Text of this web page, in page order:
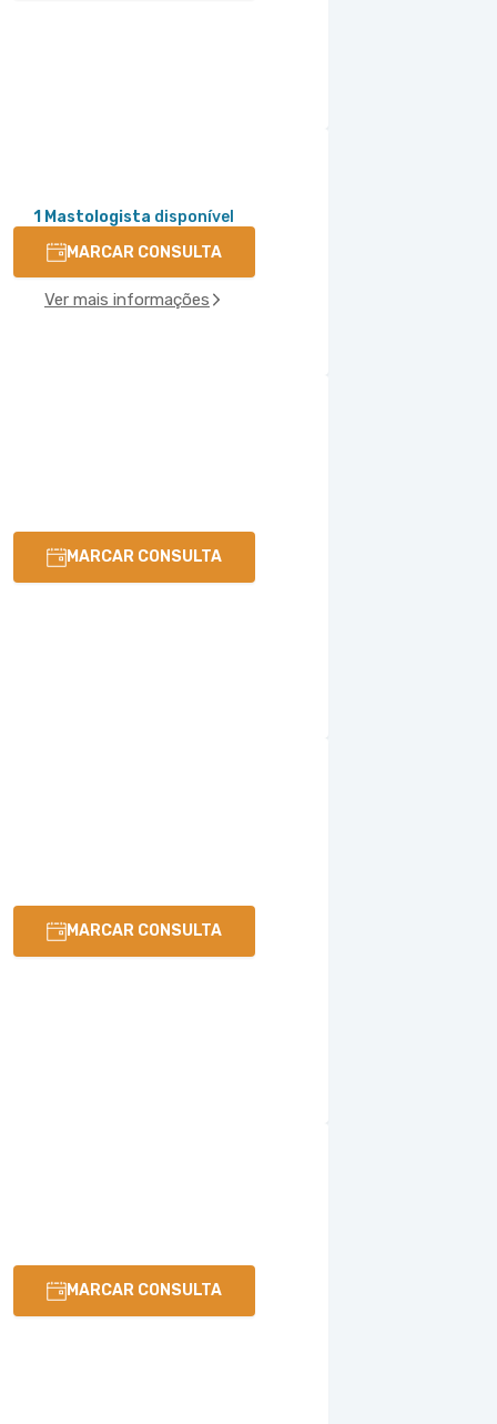
1 Mastologista disponível
MARCAR CONSULTA
Ver mais informações
MARCAR CONSULTA
MARCAR CONSULTA
MARCAR CONSULTA